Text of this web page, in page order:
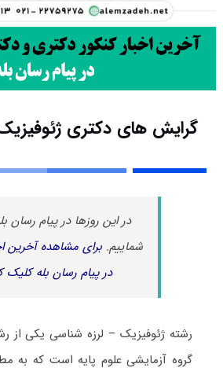
گرایش های دکتری
در این روزها در پیام رسان
شماییم.برای مشاهده آخرین
در پیام رسان بله کلیک
رشته ژﺋﻮﻓﻴﺰیک – لرزه شناسی یکی از
گروه آزمایشی علوم پایه است که به